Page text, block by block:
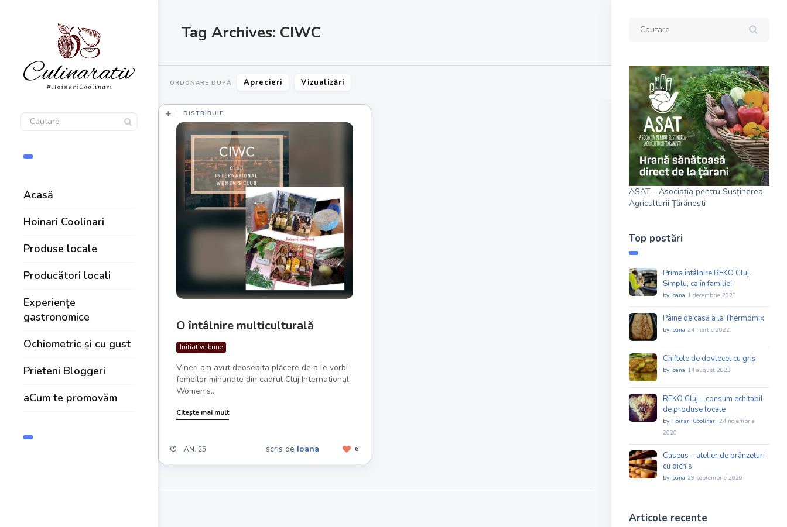
Acasă
Hoinari Coolinari
Produse locale
Producători locali
Experiențe
gastronomice
Ochiometric și cu gust
Prieteni Bloggeri
aCum te promovăm
Tag Archives: CIWC
ORDONARE DUPĂ Aprecieri Vizualizări
DISTRIBUIE
O întâlnire multiculturală
Initiative bune
Vineri am avut deosebita plăcere de a le vorbi
femeilor minunate din cadrul Cluj International
Women’s...
Citește mai mult
IAN. 25 6
scris de Ioana
ASAT - Asociația pentru Susținerea
Agriculturii Țărănești
Top postări
Prima întâlnire REKO Cluj.
Simplu, ca în familie!
by Ioana 1 decembrie 2020
Pâine de casă a la Thermomix
by Ioana 24 martie 2022
Chiftele de dovlecel cu griș
by Ioana 14 august 2023
REKO Cluj – consum echitabil
de produse locale
by Hoinari Coolinari 24 noiembrie
2020
Caseus – atelier de brânzeturi
cu dichis
by Ioana 29 septembrie 2020
Articole recente